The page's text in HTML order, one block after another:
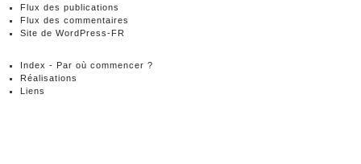
Flux des publications
Flux des commentaires
Site de WordPress-FR
Index - Par où commencer ?
Réalisations
Liens